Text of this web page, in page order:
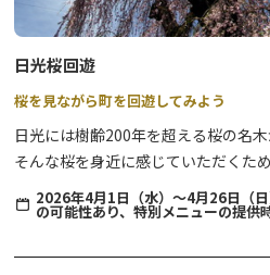
日光桜回遊
桜を見ながら町を回遊してみよう
日光には樹齢200年を超える桜の名木
そんな桜を身近に感じていただくた
です。
町歩きを楽しみながら、歴史息づく
2026年4月1日（水）～4月26日（
の可能性あり、特別メニューの提供